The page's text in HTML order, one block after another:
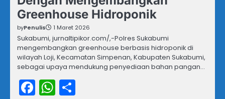
Greenhouse Hidroponik
byPenulis 1 Maret 2026
Sukabumi, jurnaltipikor.com/,-Polres Sukabumi
mengembangkan greenhouse berbasis hidroponik di
wilayah Loji, Kecamatan Simpenan, Kabupaten Sukabumi,
sebagai upaya mendukung penyediaan bahan pangan…
Facebook
WhatsApp